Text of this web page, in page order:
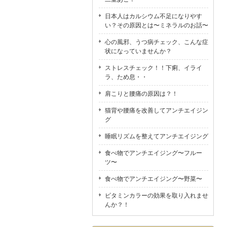
日本人はカルシウム不足になりやす
い？その原因とは〜ミネラルのお話〜
心の風邪、うつ病チェック、こんな症
状になっていませんか？
ストレスチェック！！下痢、イライ
ラ、ため息・・
肩こりと腰痛の原因は？！
猫背や腰痛を改善してアンチエイジン
グ
睡眠リズムを整えてアンチエイジング
食べ物でアンチエイジング〜フルー
ツ〜
食べ物でアンチエイジング〜野菜〜
ビタミンカラーの効果を取り入れませ
んか？！